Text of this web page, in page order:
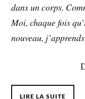
dans un corps.
Moi, chaque fois
nouveau,
LIRE LA SUITE